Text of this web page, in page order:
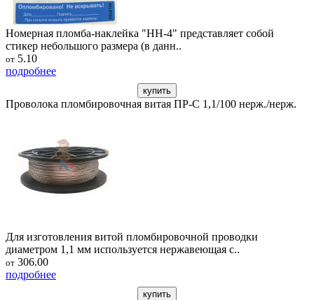
Номерная пломба-наклейка "НН-4" представляет собой
стикер небольшого размера (в данн..
от 5.10
подробнее
купить
Проволока пломбировочная витая ПР-С 1,1/100 нерж./нерж.
Для изготовления витой пломбировочной проводки
диаметром 1,1 мм используется нержавеющая с..
от 306.00
подробнее
купить